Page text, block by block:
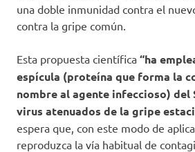
una doble inmunidad contra el
contra la gripe común.
Esta propuesta científica “ha
espícula (proteína que forma la
nombre al agente infeccioso) del
virus atenuados de la gripe
espera que, con este modo de
reproduzca la vía habitual de